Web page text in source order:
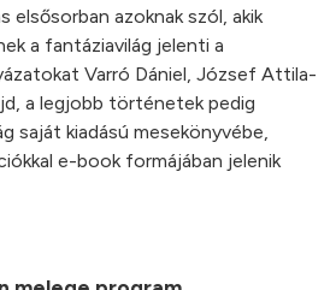
elsősorban azoknak szól, akik
a fantáziavilág jelenti a
Varró Dániel, József Attila-
a legjobb történetek pedig
saját kiadású mesekönyvébe,
e-book formájában jelenik